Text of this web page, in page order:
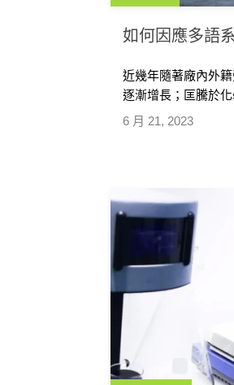
如何因應多語
6 月 21, 2023
近幾年隨著廠內外
逐漸增長；匡騰於
中文、簡體中文以